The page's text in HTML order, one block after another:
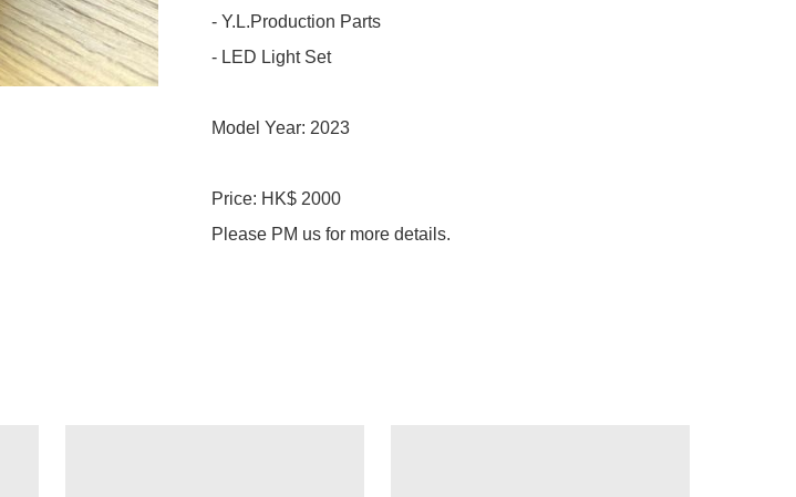
- Y.L.Production Parts
- LED Light Set
Model Year: 2023
Price: HK$ 2000